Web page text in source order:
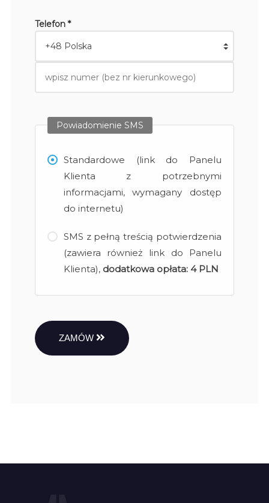
Telefon *
Powiadomienie SMS
Standardowe (link do Panelu
Klienta z potrzebnymi
informacjami, wymagany dostęp
do internetu)
SMS z pełną treścią potwierdzenia
(zawiera również link do Panelu
Klienta), dodatkowa opłata: 4 PLN
ZAMÓW